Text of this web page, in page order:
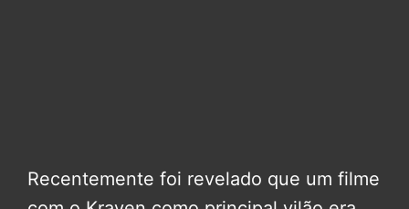
Recentemente foi revelado que um filme